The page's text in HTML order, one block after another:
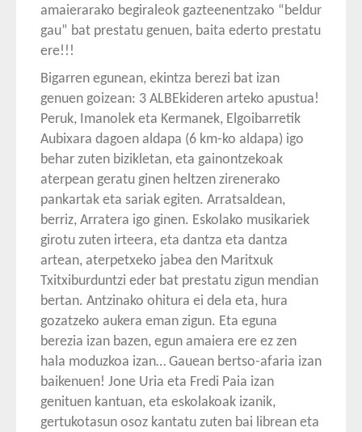
amaierarako begiraleok gazteenentzako “beldur
gau” bat prestatu genuen, baita ederto prestatu
ere!!!
Bigarren egunean, ekintza berezi bat izan
genuen goizean: 3 ALBEkideren arteko apustua!
Peruk, Imanolek eta Kermanek, Elgoibarretik
Aubixara dagoen aldapa (6 km-ko aldapa) igo
behar zuten bizikletan, eta gainontzekoak
aterpean geratu ginen heltzen zirenerako
pankartak eta sariak egiten. Arratsaldean,
berriz, Arratera igo ginen. Eskolako musikariek
girotu zuten irteera, eta dantza eta dantza
artean, aterpetxeko jabea den Maritxuk
Txitxiburduntzi eder bat prestatu zigun mendian
bertan. Antzinako ohitura ei dela eta, hura
gozatzeko aukera eman zigun. Eta eguna
berezia izan bazen, egun amaiera ere ez zen
hala moduzkoa izan… Gauean bertso-afaria izan
baikenuen! Jone Uria eta Fredi Paia izan
genituen kantuan, eta eskolakoak izanik,
gertukotasun osoz kantatu zuten bai librean eta